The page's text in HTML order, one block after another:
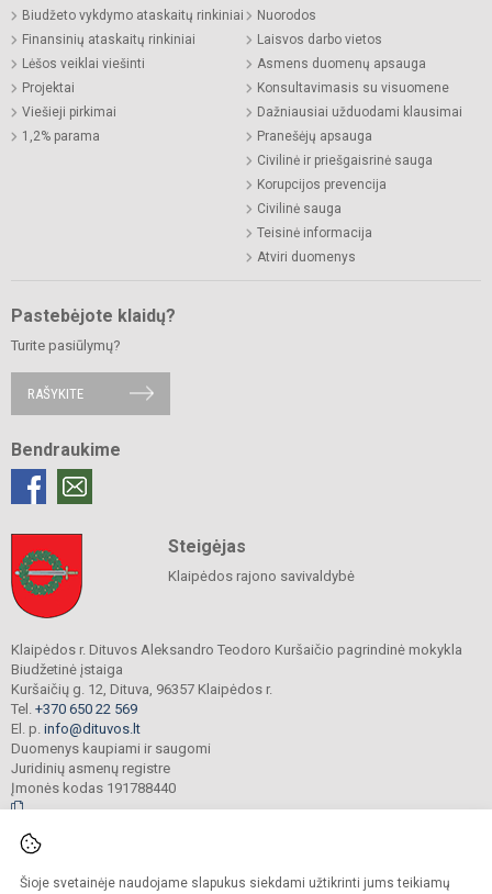
Šioje svetainėje naudojame slapukus siekdami užtikrinti jums teikiamų
Biudžeto vykdymo ataskaitų rinkiniai
Finansinių ataskaitų rinkiniai
Lėšos veiklai viešinti
Projektai
Viešieji pirkimai
1,2% parama
Nuorodos
Laisvos darbo vietos
Asmens duomenų apsauga
Konsultavimasis su visuomene
Dažniausiai užduodami klausimai
Pranešėjų apsauga
Civilinė ir priešgaisrinė sauga
Korupcijos prevencija
Civilinė sauga
Teisinė informacija
Atviri duomenys
Pastebėjote klaidų?
Turite pasiūlymų?
RAŠYKITE
Bendraukime
Steigėjas
Klaipėdos rajono savivaldybė
Klaipėdos r. Dituvos Aleksandro Teodoro Kuršaičio pagrindinė mokykla
Biudžetinė įstaiga
Kuršaičių g. 12, Dituva, 96357 Klaipėdos r.
Tel. +370 650 22 569
El. p. info@dituvos.lt
Duomenys kaupiami ir saugomi
Juridinių asmenų registre
Įmonės kodas 191788440
Visos teisės saugomos. Kopijuoti turinį be raštiško įstaigos administracijos